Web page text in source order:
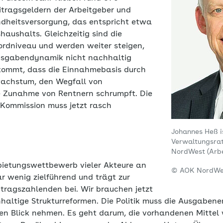
Johannes Heß
NordWest
© AOK
der Arbeitgeber und
das entspricht etwa
Gleichzeitig sind die
und werden weiter steigen,
nicht nachhaltig
dass die Einnahmebasis durch
den Wegfall von
von Rentnern schrumpft. Die
muss jetzt rasch
vieler Akteure an
wenig zielführend und trägt zur
bei. Wir brauchen jetzt
Strukturreformen. Die Politik muss die
Blick nehmen. Es geht darum, die vorhandenen